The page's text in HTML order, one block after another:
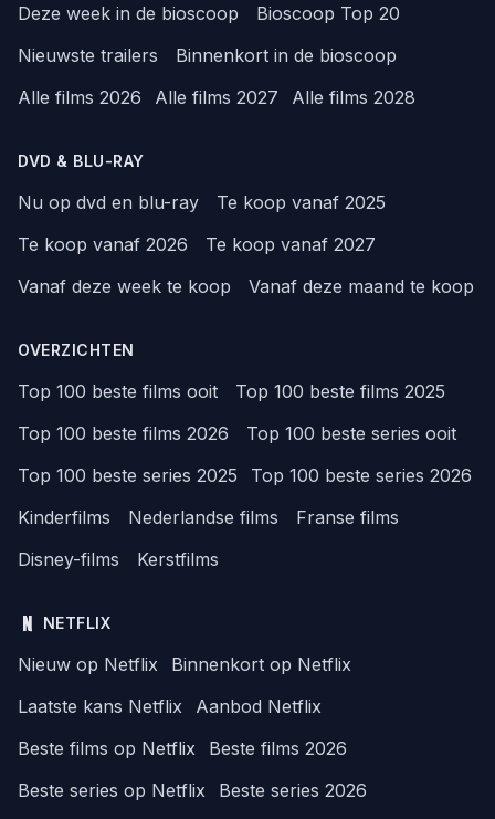
Deze week in de bioscoop
Bioscoop Top 20
Nieuwste trailers
Binnenkort in de bioscoop
Alle films 2026
Alle films 2027 Alle films 2028
DVD & BLU-RAY
Nu op dvd en blu-ray
Te koop vanaf 2025
Te koop vanaf 2026
Te koop vanaf 2027
Vanaf deze week te koop
Vanaf deze maand te koop
OVERZICHTEN
Top 100 beste films ooit
Top 100 beste films 2025
Top 100 beste films 2026
Top 100 beste series ooit
Top 100 beste series 2025
Top 100 beste series 2026
Kinderfilms
Nederlandse films
Franse films
Disney-films
Kerstfilms
NETFLIX
Nieuw op Netflix
Binnenkort op Netflix
Laatste kans Netflix
Aanbod Netflix
Beste films op Netflix
Beste films 2026
Beste series op Netflix
Beste series 2026